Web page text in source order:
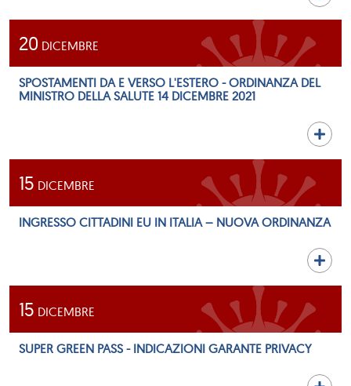
20 DICEMBRE
SPOSTAMENTI DA E VERSO L'ESTERO - ORDINANZA DEL
MINISTRO DELLA SALUTE 14 DICEMBRE 2021
15 DICEMBRE
INGRESSO CITTADINI EU IN ITALIA – NUOVA ORDINANZA
15 DICEMBRE
SUPER GREEN PASS - INDICAZIONI GARANTE PRIVACY